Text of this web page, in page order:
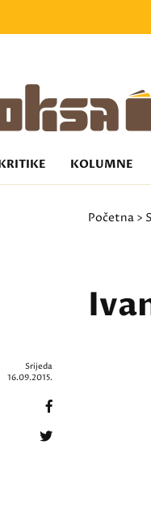
KOLUMNE
Početna >
Srijeda
16.09.2015.